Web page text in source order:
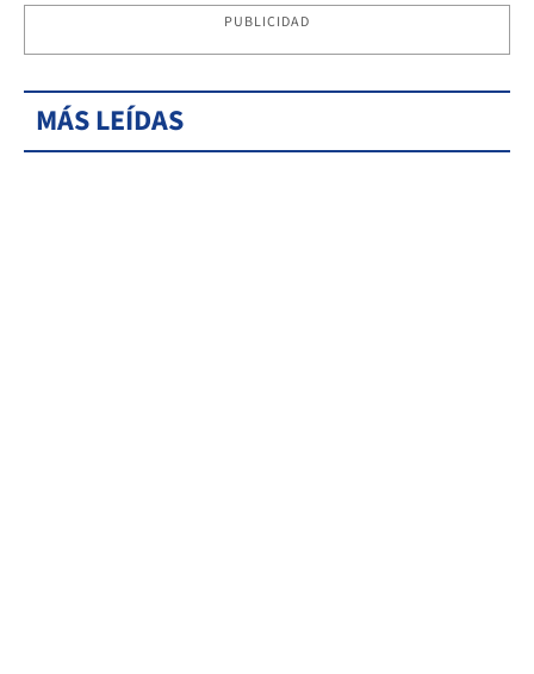
PUBLICIDAD
MÁS LEÍDAS